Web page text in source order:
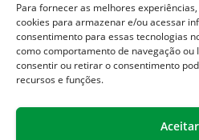
Para fornecer as melhores
cookies para armazenar e/ou acessar
consentimento para essas tecnologias
como comportamento de navegação ou
consentir ou retirar o consentimento
recursos e funções.
Aceitar
Facebook
Jornal Italia é uma Marca